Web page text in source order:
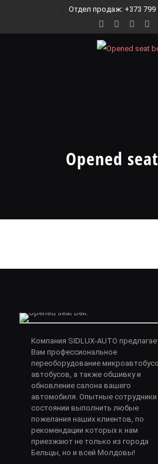
Отдел продаж: +373 799
Opened
Компания SIDLUX-AUTO
Вам профессиональное
переоборудование
автобусов, а также обшивку и
обновление салона вашего
автомобиля. Опытные сотрудники
состоянии выполнить любые
пожелания наших клиентов, по
рекомендации которых к нам
приезжают не только из города
Бельцы, но и всей Молдовы!